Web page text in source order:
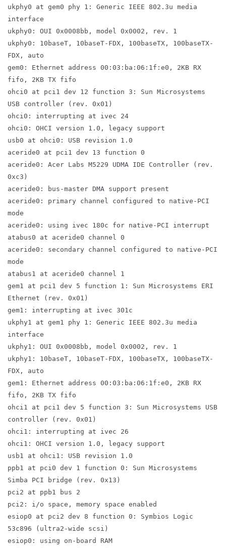
ukphy0 at gem0 phy 1: Generic IEEE 802.3u media
interface
ukphy0: OUI 0x0008bb, model 0x0002, rev. 1
ukphy0: 10baseT, 10baseT-FDX, 100baseTX, 100baseTX-
FDX, auto
gem0: Ethernet address 00:03:ba:06:1f:e0, 2KB RX
fifo, 2KB TX fifo
ohci0 at pci1 dev 12 function 3: Sun Microsystems
USB controller (rev. 0x01)
ohci0: interrupting at ivec 24
ohci0: OHCI version 1.0, legacy support
usb0 at ohci0: USB revision 1.0
aceride0 at pci1 dev 13 function 0
aceride0: Acer Labs M5229 UDMA IDE Controller (rev.
0xc3)
aceride0: bus-master DMA support present
aceride0: primary channel configured to native-PCI
mode
aceride0: using ivec 180c for native-PCI interrupt
atabus0 at aceride0 channel 0
aceride0: secondary channel configured to native-PCI
mode
atabus1 at aceride0 channel 1
gem1 at pci1 dev 5 function 1: Sun Microsystems ERI
Ethernet (rev. 0x01)
gem1: interrupting at ivec 301c
ukphy1 at gem1 phy 1: Generic IEEE 802.3u media
interface
ukphy1: OUI 0x0008bb, model 0x0002, rev. 1
ukphy1: 10baseT, 10baseT-FDX, 100baseTX, 100baseTX-
FDX, auto
gem1: Ethernet address 00:03:ba:06:1f:e0, 2KB RX
fifo, 2KB TX fifo
ohci1 at pci1 dev 5 function 3: Sun Microsystems USB
controller (rev. 0x01)
ohci1: interrupting at ivec 26
ohci1: OHCI version 1.0, legacy support
usb1 at ohci1: USB revision 1.0
ppb1 at pci0 dev 1 function 0: Sun Microsystems
Simba PCI bridge (rev. 0x13)
pci2 at ppb1 bus 2
pci2: i/o space, memory space enabled
esiop0 at pci2 dev 8 function 0: Symbios Logic
53c896 (ultra2-wide scsi)
esiop0: using on-board RAM